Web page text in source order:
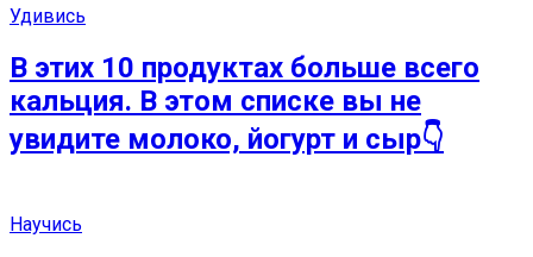
Удивись
В этих 10 продуктах больше всего
кальция. В этом списке вы не
увидите молоко, йогурт и сыр👇
Научись